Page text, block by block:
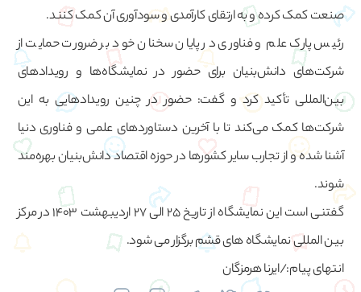
صنعت کمک کرده و به ارتقای کارآمدی و سودآوری آن کمک کنند.
رئیس پارک علم و فناوری در پایان سخنان خود بر ضرورت حمایت از
شرکت‌های دانش‌بنیان برای حضور در نمایشگاه‌ها و رویدادهای
بین‌المللی تأکید کرد و گفت: حضور در چنین رویدادهایی به این
شرکت‌ها کمک می‌کند تا با آخرین دستاوردهای علمی و فناوری دنیا
آشنا شده و از تجارب سایر کشورها در حوزه اقتصاد دانش‌بنیان بهره‌مند
شوند.
گفتنی است این نمایشگاه از تاریخ ۲۵ الی ۲۷ اردیبهشت ۱۴۰۳ در مرکز
بین المللی نمایشگاه های قشم برگزار می شود.
انتهای پیام:/ایرنا هرمزگان